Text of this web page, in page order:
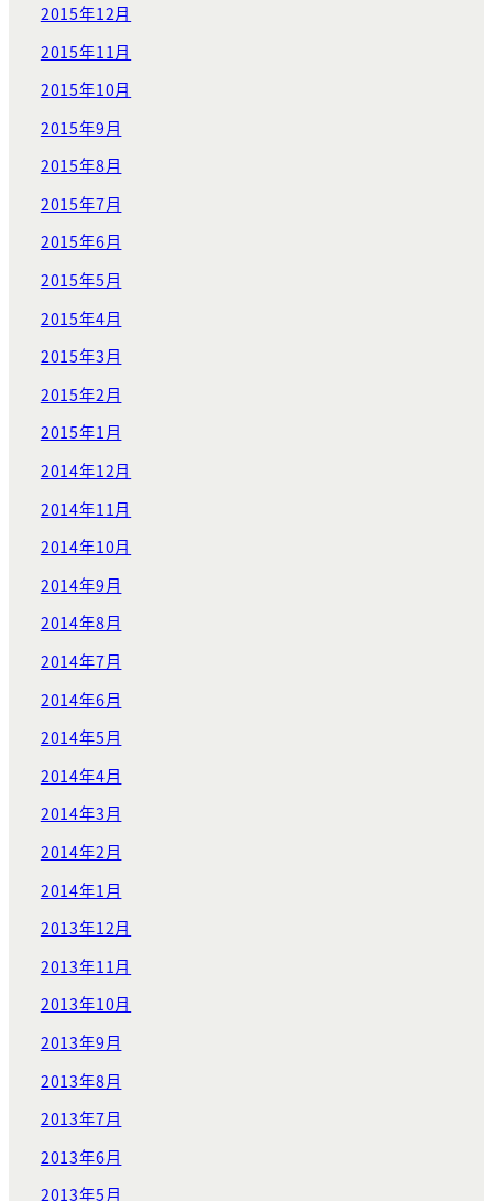
2015年12月
2015年11月
2015年10月
2015年9月
2015年8月
2015年7月
2015年6月
2015年5月
2015年4月
2015年3月
2015年2月
2015年1月
2014年12月
2014年11月
2014年10月
2014年9月
2014年8月
2014年7月
2014年6月
2014年5月
2014年4月
2014年3月
2014年2月
2014年1月
2013年12月
2013年11月
2013年10月
2013年9月
2013年8月
2013年7月
2013年6月
2013年5月